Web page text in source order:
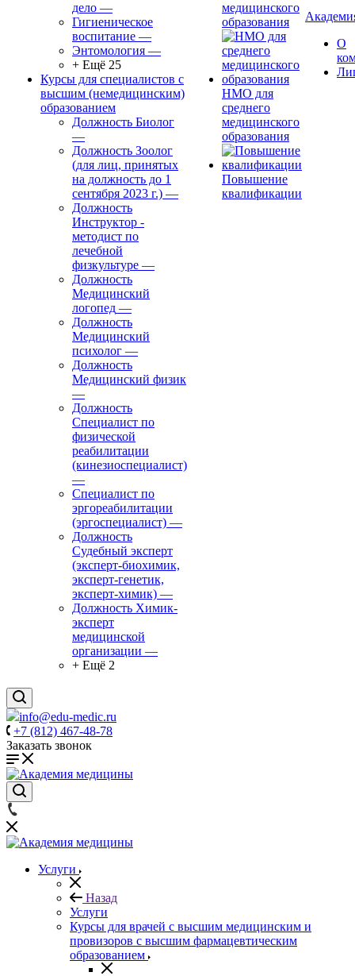
дело —
Гигиеническое
воспитание —
Энтомология —
+ Ещё 25
Курсы для специалистов с
высшим (немедицинским)
образованием
Должность Биолог
—
Должность Зоолог
(для лиц, принятых
на должность до 1
сентября 2023 г.) —
Должность
Инструктор -
методист по
лечебной
физкультуре —
Должность
Медицинский
логопед —
Должность
Медицинский
психолог —
Должность
Медицинский физик
—
Должность
Специалист по
физической
реабилитации
(кинезиоспециалист)
—
Специалист по
эргореабилитации
(эргоспециалист) —
Должность
Судебный эксперт
(эксперт-биохимик,
эксперт-генетик,
эксперт-химик) —
Должность Химик-
эксперт
медицинской
организации —
+ Ещё 2
медицинского
образования
НМО для
среднего
медицинского
образования
Повышение
квалификации
О
info@edu-medic.ru
+7 (812) 467-48-78
Заказать звонок
Услуги
Назад
Услуги
Курсы для врачей с высшим медицинским и
провизоров с высшим фармацевтическим
образованием